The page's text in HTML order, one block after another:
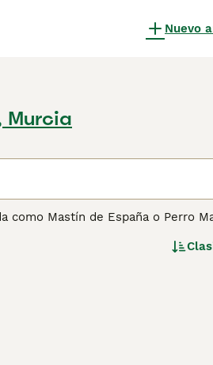
Nuevo
Murcia
como Mastín de España o Perro
y protector. A pesar de su